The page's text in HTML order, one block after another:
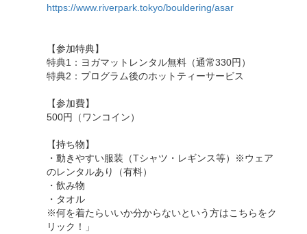
https://www.riverpark.tokyo/bouldering/asar
【参加特典】
特典1：ヨガマットレンタル無料（通常330円）
特典2：プログラム後のホットティーサービス
【参加費】
500円（ワンコイン）
【持ち物】
・動きやすい服装（Tシャツ・レギンス等）※ウェア
のレンタルあり（有料）
・飲み物
・タオル
※何を着たらいいか分からないという方はこちらをク
リック！」